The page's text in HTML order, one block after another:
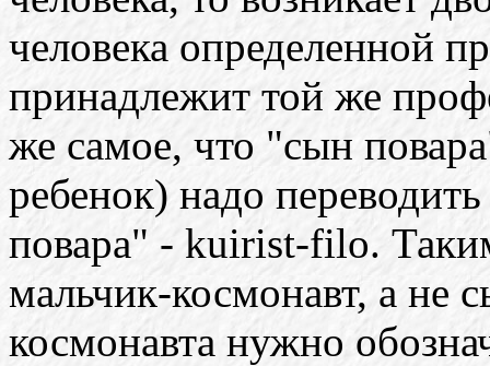
человека определенной
принадлежит той же
же самое, что "сын
ребенок) надо
повара" - kuirist-filo.
мальчик-космонавт, а не
космонавта нужно